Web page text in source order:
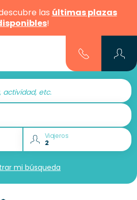
las últimas plazas
!
actividad, etc.
Viajeros
mi búsqueda